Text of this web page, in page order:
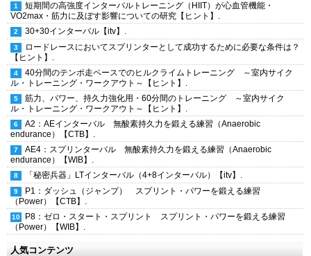
短期間の高強度インターバルトレーニング（HIIT）が心血管機能・
VO2max・筋力に及ぼす影響についての研究【ヒント】.
30+30インターバル【itv】.
ロードレースにおいてスプリンターとして成功するために必要な条件は？
【ヒント】.
40分間のテンポ走ペースでのヒルクライムトレーニング ～室内サイク
ル・トレーニング・ワークアウト～【ヒント】.
筋力、パワー、持久力強化用・60分間のトレーニング ～室内サイク
ル・トレーニング・ワークアウト～【ヒント】.
A2：AEインターバル 無酸素持久力を鍛える練習（Anaerobic
endurance）【CTB】.
AE4：スプリンターバル 無酸素持久力を鍛える練習（Anaerobic
endurance）【WIB】.
「秘密兵器」LTインターバル（4+8インターバル）【itv】.
P1：ダッシュ（ジャンプ） スプリント・パワーを鍛える練習
（Power）【CTB】.
P8：ゼロ・スタート・スプリント スプリント・パワーを鍛える練習
（Power）【WIB】.
人気コンテンツ